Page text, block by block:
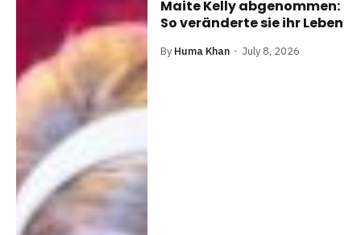
Maite Kelly abgenommen:
So veränderte sie ihr Leben
By Huma Khan July 8, 2026